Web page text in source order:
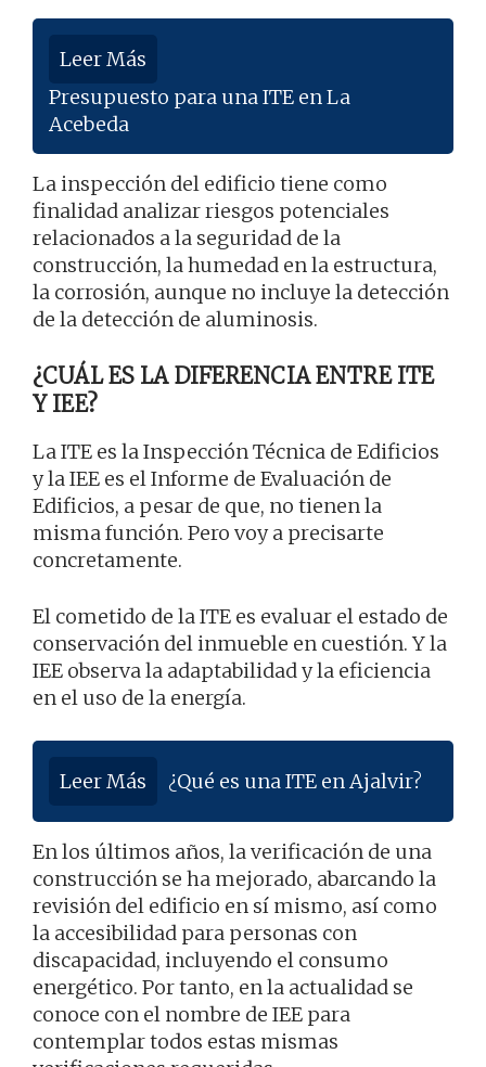
Leer Más
Presupuesto para una ITE en La
Acebeda
La inspección del edificio tiene como
finalidad analizar riesgos potenciales
relacionados a la seguridad de la
construcción, la humedad en la estructura,
la corrosión, aunque no incluye la detección
de la detección de aluminosis.
¿CUÁL ES LA DIFERENCIA ENTRE ITE
Y IEE?
La ITE es la Inspección Técnica de Edificios
y la IEE es el Informe de Evaluación de
Edificios, a pesar de que, no tienen la
misma función. Pero voy a precisarte
concretamente.
El cometido de la ITE es evaluar el estado de
conservación del inmueble en cuestión. Y la
IEE observa la adaptabilidad y la eficiencia
en el uso de la energía.
Leer Más ¿Qué es una ITE en Ajalvir?
En los últimos años, la verificación de una
construcción se ha mejorado, abarcando la
revisión del edificio en sí mismo, así como
la accesibilidad para personas con
discapacidad, incluyendo el consumo
energético. Por tanto, en la actualidad se
conoce con el nombre de IEE para
contemplar todos estas mismas